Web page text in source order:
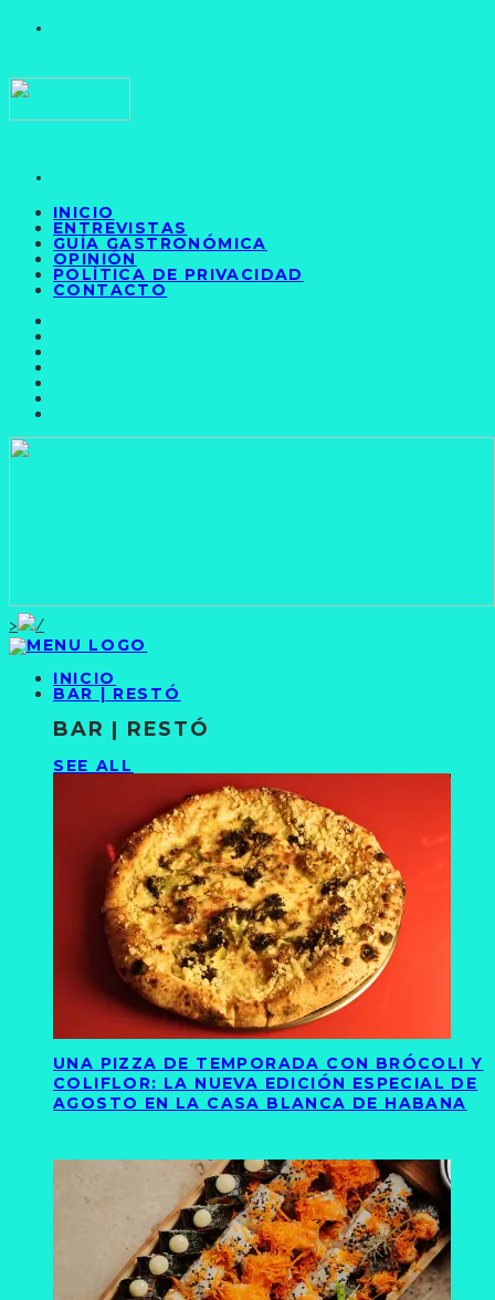
INICIO
ENTREVISTAS
GUÍA GASTRONÓMICA
OPINIÓN
POLÍTICA DE PRIVACIDAD
CONTACTO
>
INICIO
BAR | RESTÓ
BAR | RESTÓ
SEE ALL
UNA PIZZA DE TEMPORADA CON BRÓCOLI Y
COLIFLOR: LA NUEVA EDICIÓN ESPECIAL DE
AGOSTO EN LA CASA BLANCA DE HABANA